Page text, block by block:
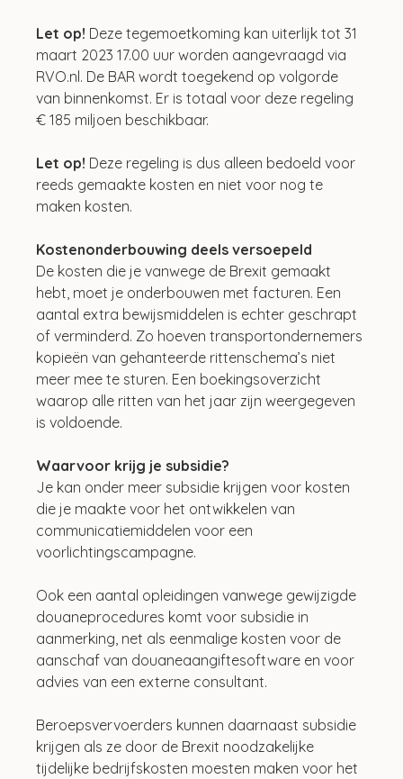
Let op! Deze tegemoetkoming kan uiterlijk tot 31
maart 2023 17.00 uur worden aangevraagd via
RVO.nl. De BAR wordt toegekend op volgorde
van binnenkomst. Er is totaal voor deze regeling
€ 185 miljoen beschikbaar.
Let op! Deze regeling is dus alleen bedoeld voor
reeds gemaakte kosten en niet voor nog te
maken kosten.
Kostenonderbouwing deels versoepeld
De kosten die je vanwege de Brexit gemaakt
hebt, moet je onderbouwen met facturen. Een
aantal extra bewijsmiddelen is echter geschrapt
of verminderd. Zo hoeven transportondernemers
kopieën van gehanteerde rittenschema’s niet
meer mee te sturen. Een boekingsoverzicht
waarop alle ritten van het jaar zijn weergegeven
is voldoende.
Waarvoor krijg je subsidie?
Je kan onder meer subsidie krijgen voor kosten
die je maakte voor het ontwikkelen van
communicatiemiddelen voor een
voorlichtingscampagne.
Ook een aantal opleidingen vanwege gewijzigde
douaneprocedures komt voor subsidie in
aanmerking, net als eenmalige kosten voor de
aanschaf van douaneaangiftesoftware en voor
advies van een externe consultant.
Beroepsvervoerders kunnen daarnaast subsidie
krijgen als ze door de Brexit noodzakelijke
tijdelijke bedrijfskosten moesten maken voor het